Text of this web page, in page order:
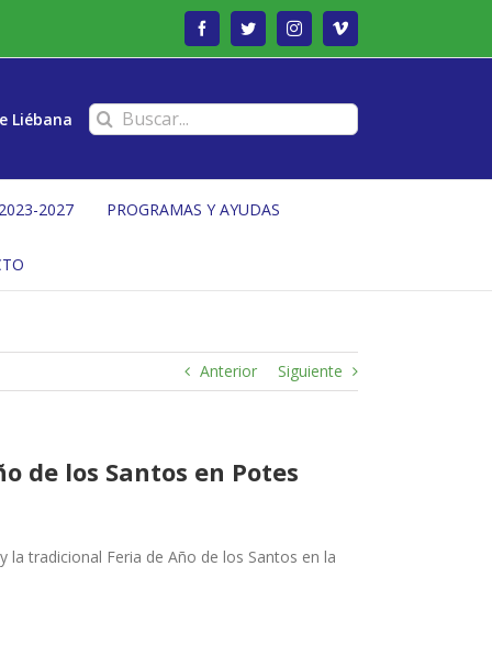
FacebookTwitterInstagramVimeo
Liébana Buscar:
2027 PROGRAMAS Y AYUDAS
Anterior Siguiente
de los Santos en Potes
la tradicional Feria de Año de los Santos en la